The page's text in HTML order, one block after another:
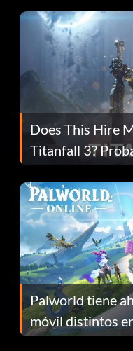
Does This Hire
Titanfall 3?
Fans Are
Palworld tiene
móvil distintos
continuación te